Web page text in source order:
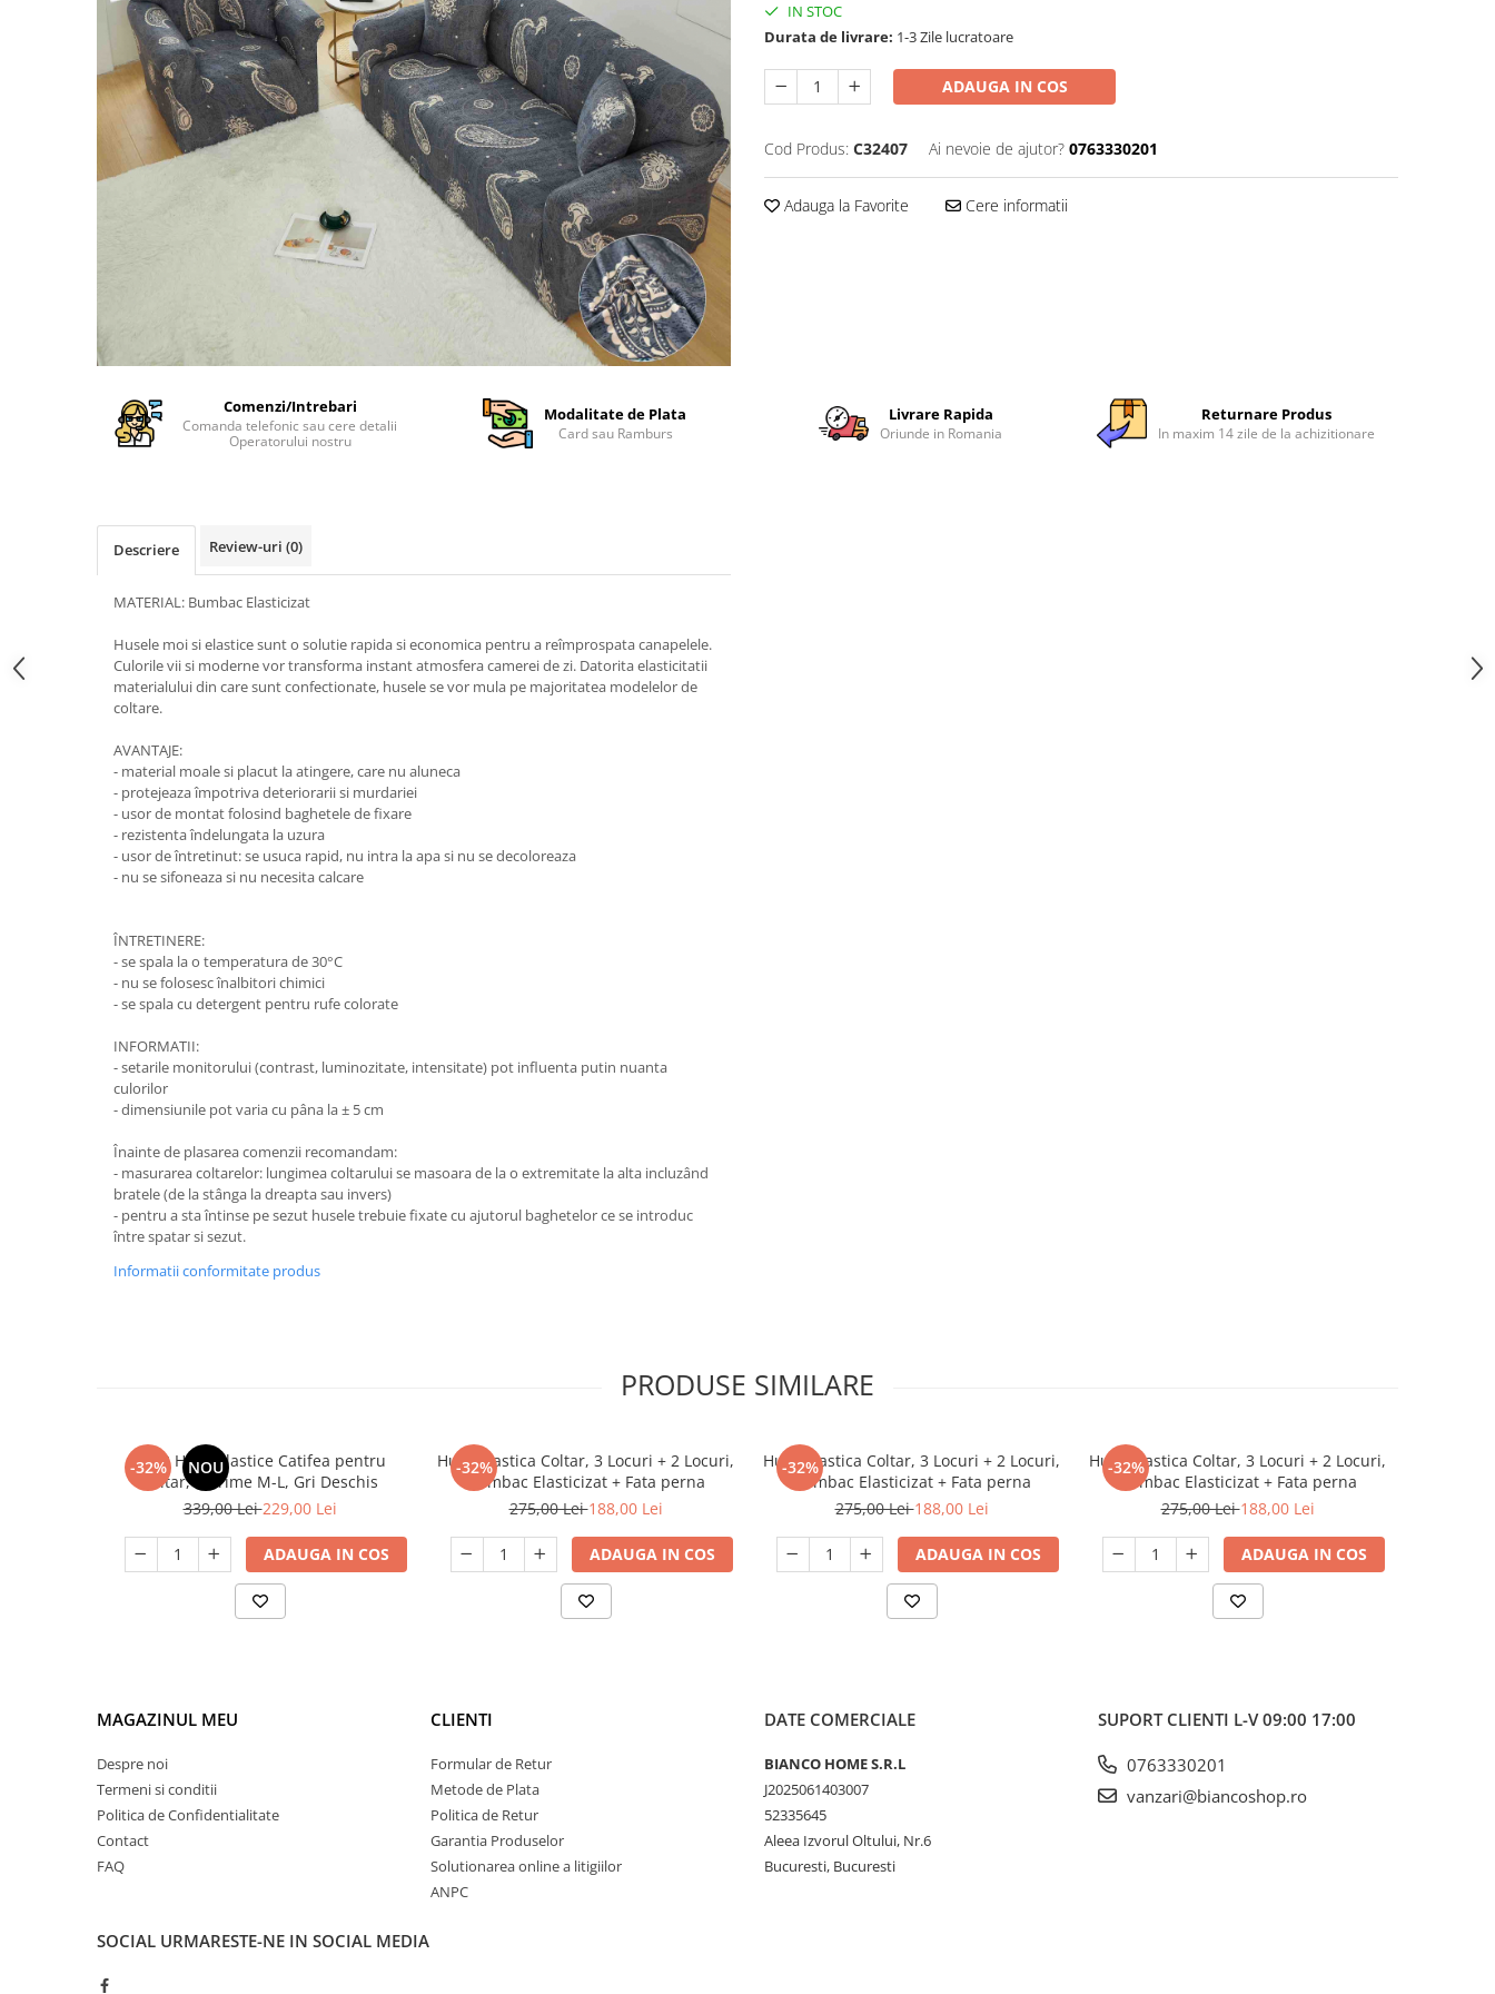
Cearceaf Normal
Lenjerii Pat Imprimeu 5D cu Elastic
Cearceaf cu Elastic pat 1 Persoana
Cearceaf cu Elastic pat 2 Persoane
Lenjerii Pat Inimi Brodate
Lenjerii Pat, Bumbac-Finet
Premium, 1 Persoana
Lenjerii Pat, Bumbac-Finet
IN STOC
Durata de livrare: 1-3 Zile lucratoare
ADAUGA IN COS
Cod Produs: C32407 Ai nevoie de ajutor? 0763330201
Adauga la Favorite Cere informatii
Comenzi/Intrebari
Comanda telefonic sau cere detalii
Operatorului nostru
Modalitate de Plata
Card sau Ramburs
Livrare Rapida
Oriunde in Romania
Returnare Produs
In maxim 14 zile de la achizitionare
Descriere Review-uri (0)
MATERIAL: Bumbac Elasticizat
Husele moi si elastice sunt o solutie rapida si economica pentru a reîmprospata canapelele.
Culorile vii si moderne vor transforma instant atmosfera camerei de zi. Datorita elasticitatii
materialului din care sunt confectionate, husele se vor mula pe majoritatea modelelor de
coltare.
AVANTAJE:
- material moale si placut la atingere, care nu aluneca
- protejeaza împotriva deteriorarii si murdariei
- usor de montat folosind baghetele de fixare
- rezistenta îndelungata la uzura
- usor de întretinut: se usuca rapid, nu intra la apa si nu se decoloreaza
- nu se sifoneaza si nu necesita calcare
ÎNTRETINERE:
- se spala la o temperatura de 30°C
- nu se folosesc înalbitori chimici
- se spala cu detergent pentru rufe colorate
INFORMATII:
- setarile monitorului (contrast, luminozitate, intensitate) pot influenta putin nuanta
culorilor
- dimensiunile pot varia cu pâna la ± 5 cm
Înainte de plasarea comenzii recomandam:
- masurarea coltarelor: lungimea coltarului se masoara de la o extremitate la alta incluzând
bratele (de la stânga la dreapta sau invers)
- pentru a sta întinse pe sezut husele trebuie fixate cu ajutorul baghetelor ce se introduc
între spatar si sezut.
Informatii conformitate produs
PRODUSE SIMILARE
-32% NOU
Set 2 Huse Elastice Catifea pentru
Coltar, Marime M-L, Gri Deschis
339,00 Lei229,00 Lei
ADAUGA IN COS
-32%
Husa Elastica Coltar, 3 Locuri + 2 Locuri,
Bumbac Elasticizat + Fata perna
275,00 Lei188,00 Lei
ADAUGA IN COS
-32%
Husa Elastica Coltar, 3 Locuri + 2 Locuri,
Bumbac Elasticizat + Fata perna
275,00 Lei188,00 Lei
ADAUGA IN COS
-32%
Husa Elastica Coltar, 3 Locuri + 2 Locuri,
Bumbac Elasticizat + Fata perna
275,00 Lei188,00 Lei
ADAUGA IN COS
MAGAZINUL MEU
Despre noi
Termeni si conditii
Politica de Confidentialitate
Contact
FAQ
CLIENTI
Formular de Retur
Metode de Plata
Politica de Retur
Garantia Produselor
Solutionarea online a litigiilor
ANPC
DATE COMERCIALE
BIANCO HOME S.R.L
J2025061403007
52335645
Aleea Izvorul Oltului, Nr.6
Bucuresti, Bucuresti
SUPORT CLIENTI L-V 09:00 17:00
0763330201
vanzari@biancoshop.ro
SOCIAL URMARESTE-NE IN SOCIAL MEDIA